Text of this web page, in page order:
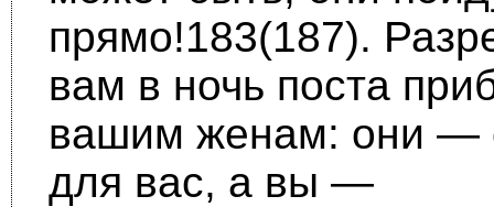
прямо!183(187).
вам в ночь поста
вашим женам: они —
для вас, а вы —